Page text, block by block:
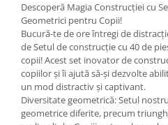
Descoperă Magia Construcției cu
Geometrici pentru Copii!
Bucură-te de ore întregi de
de Setul de construcție cu 40 de
copii! Acest set inovator de
copiilor și îi ajută să-și dezvolte
un mod distractiv și captivant.
Diversitate geometrică: Setul
geometrice diferite, precum